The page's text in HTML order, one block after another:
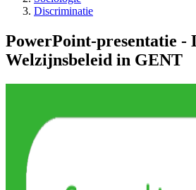
Discriminatie
PowerPoint-presentatie -
Welzijnsbeleid in GENT